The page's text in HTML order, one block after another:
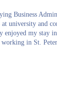
Business
university and
enjoyed my stay
in St.